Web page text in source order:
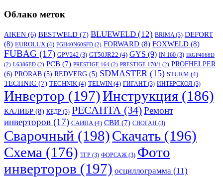
Облако меток
AIKEN (6) BESTWELD (7) BLUEWELD (12) BRIMA (3) DEFORT
(8) EUROLUX (4) FGH40N60SFD (2) FORWARD (8) FOXWELD (8)
FUBAG (17) GPV242 (3) GT50JR22 (4) GYS (9) IN 160 (3) IRGP4068D
(2) L6386ED (2) PCB (7) PRESTIGE 164 (2) PRESTIGE 170/1 (2) PROFHELPER
(6) PRORAB (5) REDVERG (5) SDMASTER (15) STURM (4)
TECHNIC (7) TECHNIK (4) TELWIN (4) ГИГАНТ(3) ИНТЕРСКОЛ (3)
Инвертор (197)Инструкция (186)
КАЛИБР (8) КЕДР (3) РЕСАНТА (34)Ремонт
инверторов (17) САИПА (4) СВИ (7) СЯОГАН (3)
Сварочный (198)Скачать (196)
Схема (176) ТГР (3) ФОРСАЖ (3) Фото
инверторов (197) осциллограмма (11)